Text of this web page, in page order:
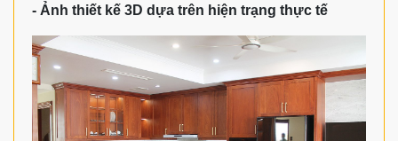
- Ảnh thiết kế 3D dựa trên hiện trạng thực tế